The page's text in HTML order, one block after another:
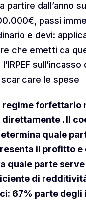
partire dall’anno
passi
e devi:
che emetti da
scaricare le spese
regime forfettario
direttamente . Il
quale
il profitto e
quale parte
di
67% parte degli